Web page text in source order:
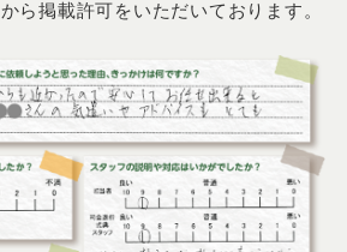
掲載許可をいただいております。